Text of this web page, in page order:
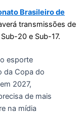
Brasileiro de
transmissões de
20 e Sub-17.
esporte
da Copa do
2027,
de mais
na mídia